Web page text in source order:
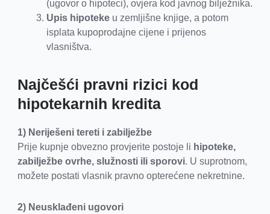
(ugovor o hipoteci), ovjera kod javnog bilježnika.
Upis hipotekeu zemljišne knjige, a potom
isplata kupoprodajne cijene i prijenos
vlasništva.
Najčešći pravni rizici kod
hipotekarnih kredita
1) Neriješeni tereti i zabilježbe
Prije kupnje obvezno provjerite postoje li hipoteke,
zabilježbe ovrhe, služnosti ili sporovi. U suprotnom,
možete postati vlasnik pravno opterećene nekretnine.
2) Neusklađeni ugovori